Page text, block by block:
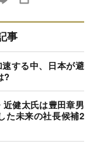
事
速する中、日本が避
?
健太氏は豊田章男
た未来の社長候補2